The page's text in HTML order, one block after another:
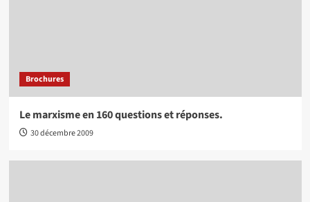
Brochures
Le marxisme en 160 questions et réponses.
30 décembre 2009